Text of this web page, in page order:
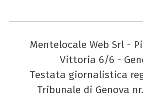
Mentelocale Web Srl -
Vittoria 6/6 -
Testata giornalistica
Tribunale di Genova